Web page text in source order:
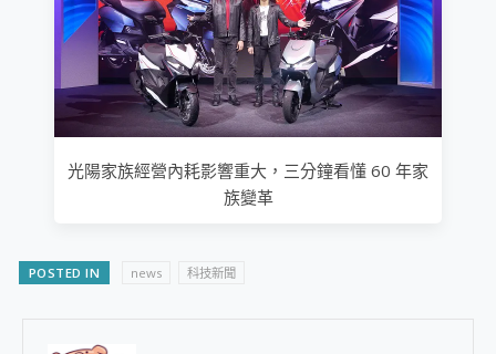
光陽家族經營內耗影響重大，三分鐘看懂 60 年家
族變革
POSTED IN news 科技新聞